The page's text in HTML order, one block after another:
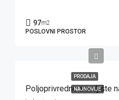
97m2
POSLOVNI PROSTOR
PRODAJA
NAJNOVIJE